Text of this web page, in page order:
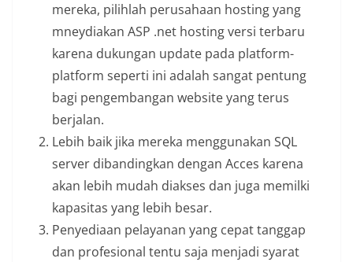
mereka, pilihlah perusahaan hosting yang
mneydiakan ASP .net hosting versi terbaru
karena dukungan update pada platform-
platform seperti ini adalah sangat pentung
bagi pengembangan website yang terus
berjalan.
Lebih baik jika mereka menggunakan SQL
server dibandingkan dengan Acces karena
akan lebih mudah diakses dan juga memilki
kapasitas yang lebih besar.
Penyediaan pelayanan yang cepat tanggap
dan profesional tentu saja menjadi syarat